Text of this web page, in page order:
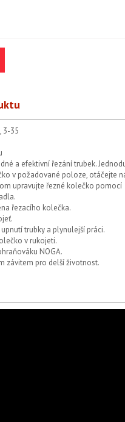
3-35
a efektivní řezání trubek.
v požadované poloze, otáčejte
upravujte řezné kolečko pomocí
řezacího kolečka.
trubky a plynulejší práci.
v rukojeti.
NOGA.
závitem pro delší životnost.